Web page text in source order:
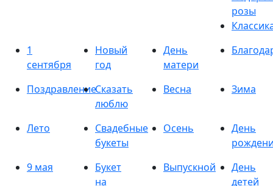
розы
1
сентября
Новый
год
День
матери
ПоздравлениеСказать
люблю
Весна Зима
Лето
Свадебные
букеты
Осень
День
9 мая
Букет
на
Выпускной
День
детей